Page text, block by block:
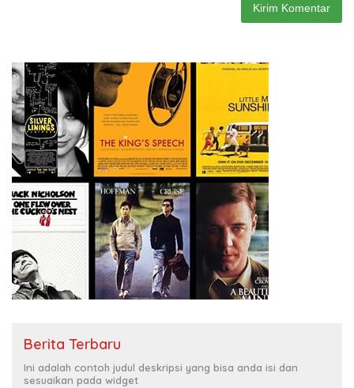
Berita Terbaru
Ini adalah contoh judul deskripsi yang bisa anda isi dan
sesuaikan pada widget